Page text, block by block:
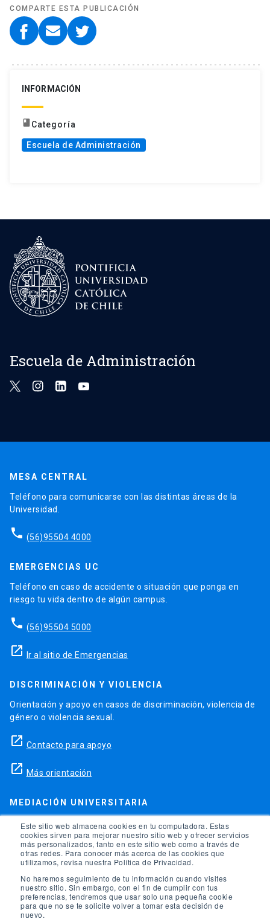
Este sitio web almacena cookies en tu computadora. Estas
cookies sirven para mejorar nuestro sitio web y ofrecer servicios
más personalizados, tanto en este sitio web como a través de
otras redes. Para conocer más acerca de las cookies que
utilizamos, revisa nuestra Política de Privacidad.
No haremos seguimiento de tu información cuando visites
nuestro sitio. Sin embargo, con el fin de cumplir con tus
preferencias, tendremos que usar solo una pequeña cookie
para que no se te solicite volver a tomar esta decisión de
nuevo.
COMPARTE ESTA PUBLICACIÓN
INFORMACIÓN
book Categoría
Escuela de Administración
Escuela de Administración
MESA CENTRAL
Teléfono para comunicarse con las distintas áreas de la
Universidad.
phone (56)95504 4000
EMERGENCIAS UC
Teléfono en caso de accidente o situación que ponga en
riesgo tu vida dentro de algún campus.
phone (56)95504 5000
launch Ir al sitio de Emergencias
DISCRIMINACIÓN Y VIOLENCIA
Orientación y apoyo en casos de discriminación, violencia de
género o violencia sexual.
launch Contacto para apoyo
launch Más orientación
MEDIACIÓN UNIVERSITARIA
Teléfonos para orientación y consejo si se ha vulnerado
alguno de tus derechos en la universidad.
phone (56)95504 1691
phone (56)95504 1247
launch Ir a la Oficina de Ombuds UC